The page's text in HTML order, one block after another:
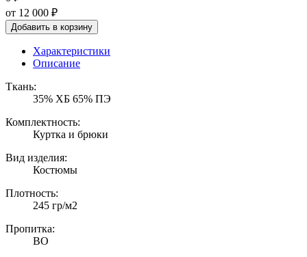
от 12 000 ₽
Добавить в корзину
Характеристики
Описание
Ткань:
35% ХБ 65% ПЭ
Комплектность:
Куртка и брюки
Вид изделия:
Костюмы
Плотность:
245 гр/м2
Пропитка:
ВО